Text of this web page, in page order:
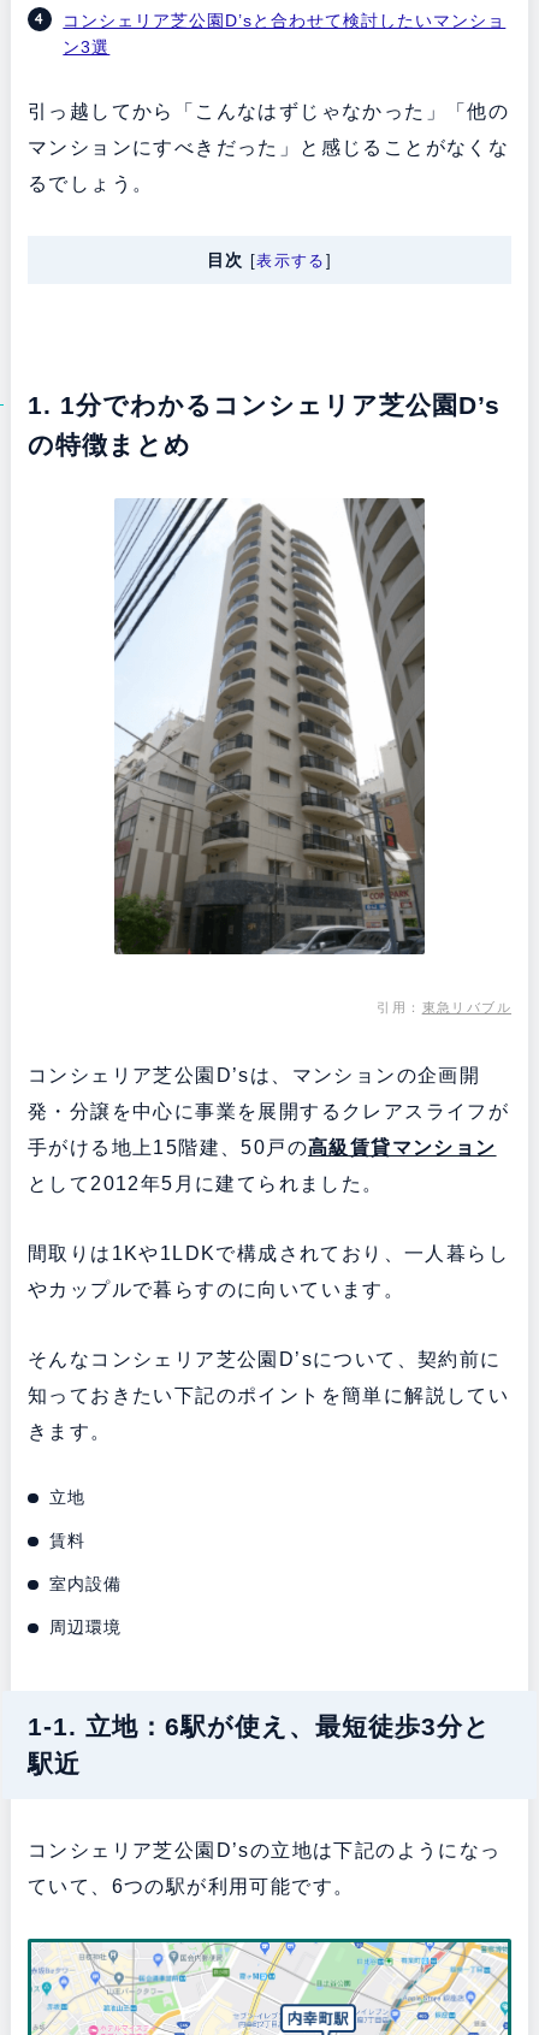
コンシェリア芝公園D’sと合わせて検討したいマンショ
ン3選
引っ越してから「こんなはずじゃなかった」「他の
マンションにすべきだった」と感じることがなくな
るでしょう。
目次 [表示する ]
1. 1分でわかるコンシェリア芝公園D’s
の特徴まとめ
引用： 東急リバブル
コンシェリア芝公園D’sは、マンションの企画開
発・分譲を中心に事業を展開するクレアスライフが
手がける地上15階建、50戸の高級賃貸マンション
として2012年5月に建てられました。
間取りは1Kや1LDKで構成されており、一人暮らし
やカップルで暮らすのに向いています。
そんなコンシェリア芝公園D’sについて、契約前に
知っておきたい下記のポイントを簡単に解説してい
きます。
立地
賃料
室内設備
周辺環境
1-1. 立地：6駅が使え、最短徒歩3分と
駅近
コンシェリア芝公園D’sの立地は下記のようになっ
ていて、6つの駅が利用可能です。